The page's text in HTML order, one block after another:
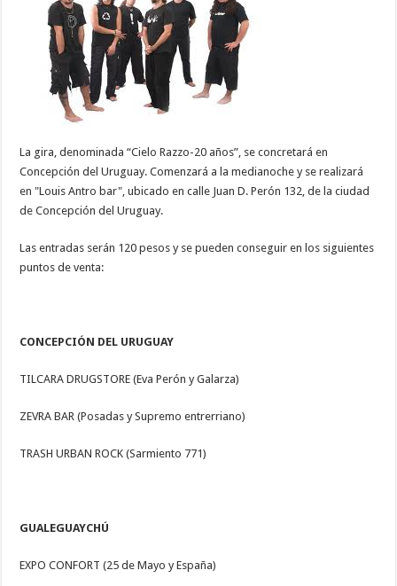
La gira, denominada “Cielo Razzo-20 años”, se concretará en
Concepción del Uruguay. Comenzará a la medianoche y se realizará
en "Louis Antro bar", ubicado en calle Juan D. Perón 132, de la ciudad
de Concepción del Uruguay.
Las entradas serán 120 pesos y se pueden conseguir en los siguientes
puntos de venta:
CONCEPCIÓN DEL URUGUAY
TILCARA DRUGSTORE (Eva Perón y Galarza)
ZEVRA BAR (Posadas y Supremo entrerriano)
TRASH URBAN ROCK (Sarmiento 771)
GUALEGUAYCHÚ
EXPO CONFORT (25 de Mayo y España)